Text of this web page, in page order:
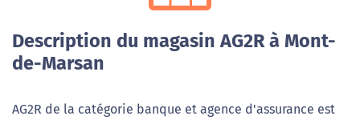
Description du magasin AG2R à Mont-
de-Marsan
AG2R de la catégorie banque et agence d'assurance est